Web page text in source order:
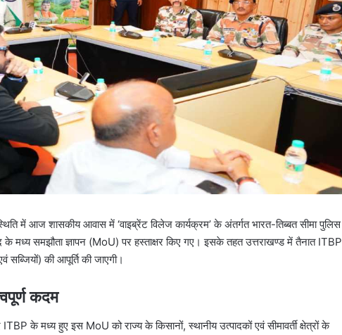
में आज शासकीय आवास में ‘वाइब्रेंट विलेज कार्यक्रम’ के अंतर्गत भारत-तिब्बत सीमा पुलिस
मध्य समझौता ज्ञापन (MoU) पर हस्ताक्षर किए गए। इसके तहत उत्तराखण्ड में तैनात ITBP
की आपूर्ति की जाएगी।
कदम
के मध्य हुए इस MoU को राज्य के किसानों, स्थानीय उत्पादकों एवं सीमावर्ती क्षेत्रों के